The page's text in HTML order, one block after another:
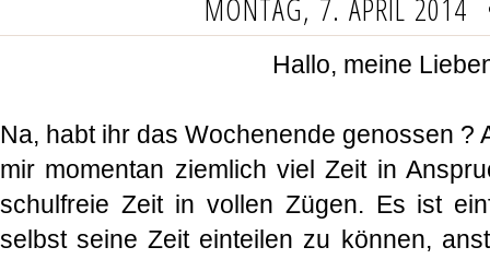
MONTAG, 7. APRIL 2014
Hallo, meine
Na, habt ihr das Wochenende genossen ?
mir momentan ziemlich viel Zeit in
schulfreie Zeit in vollen Zügen. Es ist
selbst seine Zeit einteilen zu können,